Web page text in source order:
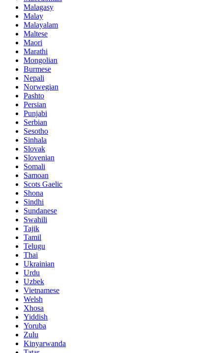
Malagasy
Malay
Malayalam
Maltese
Maori
Marathi
Mongolian
Burmese
Nepali
Norwegian
Pashto
Persian
Punjabi
Serbian
Sesotho
Sinhala
Slovak
Slovenian
Somali
Samoan
Scots Gaelic
Shona
Sindhi
Sundanese
Swahili
Tajik
Tamil
Telugu
Thai
Ukrainian
Urdu
Uzbek
Vietnamese
Welsh
Xhosa
Yiddish
Yoruba
Zulu
Kinyarwanda